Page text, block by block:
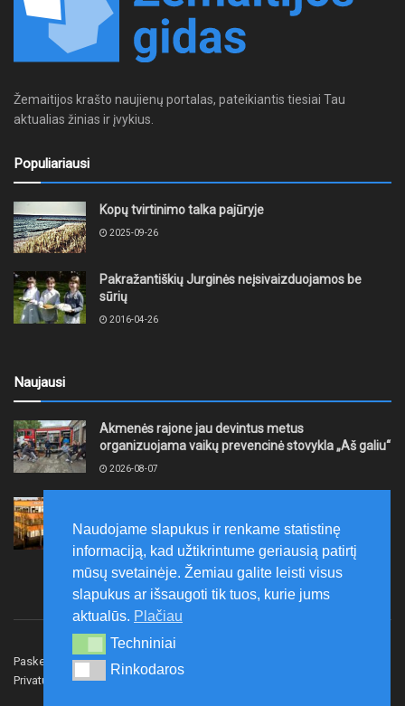
Žemaitijos krašto naujienų portalas, pateikiantis tiesiai Tau
aktualias žinias ir įvykius.
Populiariausi
Kopų tvirtinimo talka pajūryje
2025-09-26
Pakražantiškių Jurginės neįsivaizduojamos be
sūrių
2016-04-26
Naujausi
Akmenės rajone jau devintus metus
organizuojama vaikų prevencinė stovykla „Aš galiu“
2026-08-07
smulkiojo ir vidutinio verslo subjektų kūrimąsi
2026-08-07
Paskelbk naujieną Rašyti redakcijai
Privatumo politika
Naudojame slapukus ir renkame statistinę
informaciją, kad užtikrintume geriausią patirtį
mūsų svetainėje. Žemiau galite leisti visus
slapukus ar išsaugoti tik tuos, kurie jums
aktualūs. Plačiau
Techniniai
Techniniai
Rinkodaros
Rinkodaros